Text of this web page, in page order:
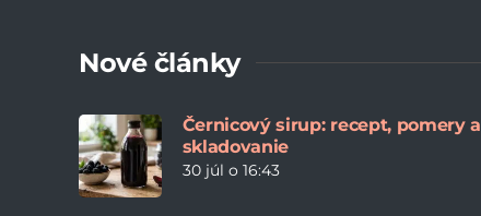
Nové články
Černicový sirup: recept, pomery a
skladovanie
30 júl o 16:43